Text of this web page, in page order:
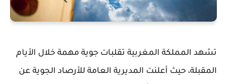
تشهد المملكة المغربية تقلبات جوية مهمة خلال الأيام
المقبلة، حيث أعلنت المديرية العامة للأرصاد الجوية عن